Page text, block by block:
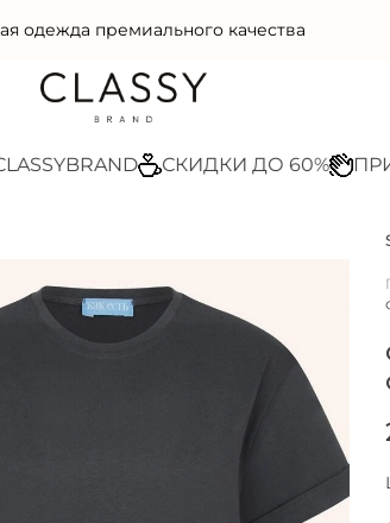
одежда премиального качества
СКИДКИ ДО 60% ПРИ